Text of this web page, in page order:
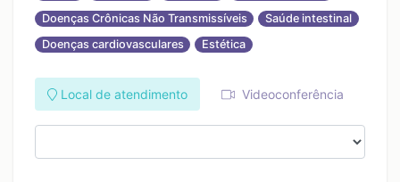
Doenças Crônicas Não Transmissíveis
Saúde intestinal
Doenças cardiovasculares
Estética
Local de atendimento Videoconferência